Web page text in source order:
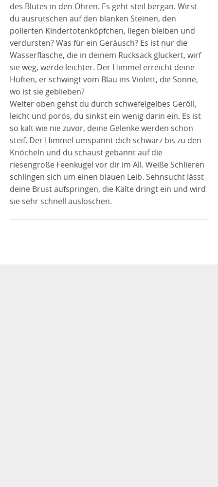
des Blutes in den Ohren. Es geht steil bergan. Wirst
du ausrutschen auf den blanken Steinen, den
polierten Kindertotenköpfchen, liegen bleiben und
verdursten? Was für ein Geräusch? Es ist nur die
Wasserflasche, die in deinem Rucksack gluckert, wirf
sie weg, werde leichter. Der Himmel erreicht deine
Hüften, er schwingt vom Blau ins Violett, die Sonne,
wo ist sie geblieben?
Weiter oben gehst du durch schwefelgelbes Geröll,
leicht und porös, du sinkst ein wenig darin ein. Es ist
so kalt wie nie zuvor, deine Gelenke werden schon
steif. Der Himmel umspannt dich schwarz bis zu den
Knöcheln und du schaust gebannt auf die
riesengroße Feenkugel vor dir im All. Weiße Schlieren
schlingen sich um einen blauen Leib. Sehnsucht lässt
deine Brust aufspringen, die Kälte dringt ein und wird
sie sehr schnell auslöschen.